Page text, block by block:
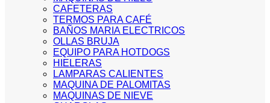
CAFETERAS
TERMOS PARA CAFÉ
BAÑOS MARIA ELECTRICOS
OLLAS BRUJA
EQUIPO PARA HOTDOGS
HIELERAS
LAMPARAS CALIENTES
MAQUINA DE PALOMITAS
MAQUINAS DE NIEVE